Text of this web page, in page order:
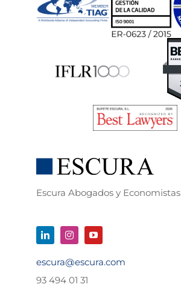
Escura Abogados y Economistas
escura@escura.com
93 494 01 31